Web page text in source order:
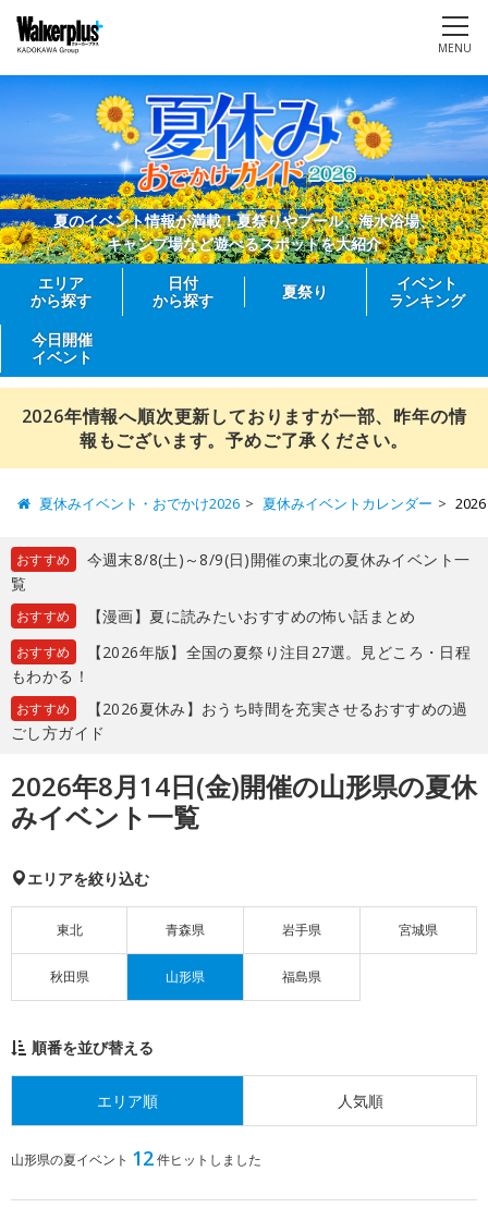
MENU
夏のイベント情報が満載！夏祭りやプール、海水浴場、
キャンプ場など遊べるスポットを大紹介
エリア
から探す
日付
から探す
夏祭り
イベント
ランキング
今日開催
イベント
2026年情報へ順次更新しておりますが一部、昨年の情
報もございます。予めご了承ください。
夏休みイベント・おでかけ2026 夏休みイベントカレンダー
おすすめ
今週末8/8(土)～8/9(日)開催の東北の夏休みイベント一
覧
おすすめ 【漫画】夏に読みたいおすすめの怖い話まとめ
おすすめ
【2026年版】全国の夏祭り注目27選。見どころ・日程
もわかる！
おすすめ
【2026夏休み】おうち時間を充実させるおすすめの過
ごし方ガイド
2026年8月14日(金)開催の山形県の夏休
みイベント一覧
エリアを絞り込む
東北 青森県 岩手県 宮城県
秋田県 山形県 福島県
順番を並び替える
エリア順 人気順
山形県の夏イベント 12件ヒットしました